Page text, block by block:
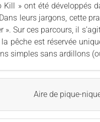
Kill » ont été développés
leurs jargons, cette
». Sur ces parcours, il
pêche est réservée
simples sans ardillons
Aire de pique-